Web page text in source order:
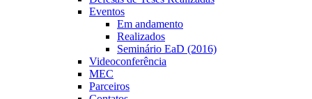
Eventos
Em andamento
Realizados
Seminário EaD (2016)
Videoconferência
MEC
Parceiros